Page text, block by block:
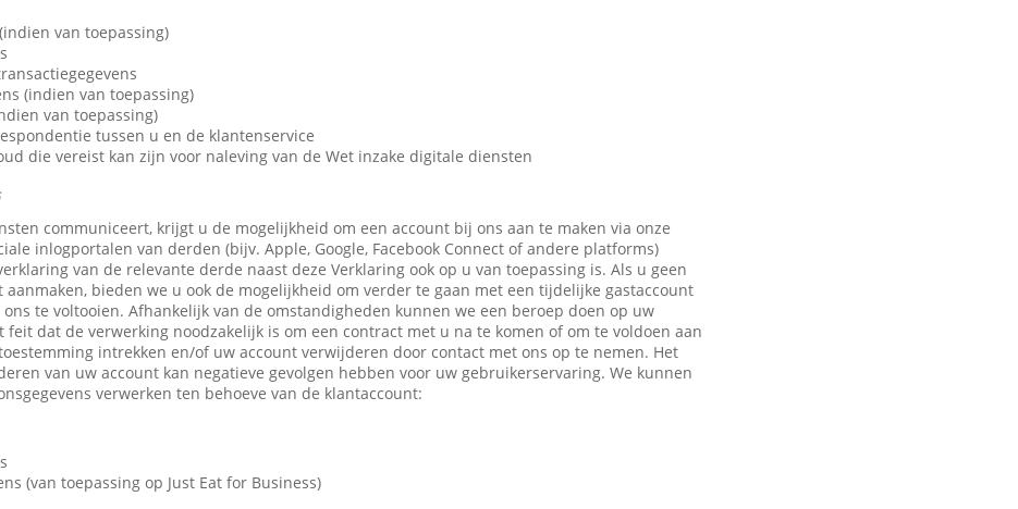
van toepassing)
(indien van toepassing)
van toepassing)
tussen u en de klantenservice
die vereist kan zijn voor naleving van de Wet inzake digitale diensten
communiceert, krijgt u de mogelijkheid om een account bij ons aan te maken via onze
inlogportalen van derden (bijv. Apple, Google, Facebook Connect of andere platforms)
van de relevante derde naast deze Verklaring ook op u van toepassing is. Als u geen
bieden we u ook de mogelijkheid om verder te gaan met een tijdelijke gastaccount
te voltooien. Afhankelijk van de omstandigheden kunnen we een beroep doen op uw
feit dat de verwerking noodzakelijk is om een contract met u na te komen of om te voldoen aan
intrekken en/of uw account verwijderen door contact met ons op te nemen. Het
van uw account kan negatieve gevolgen hebben voor uw gebruikerservaring. We kunnen
verwerken ten behoeve van de klantaccount:
(van toepassing op Just Eat for Business)